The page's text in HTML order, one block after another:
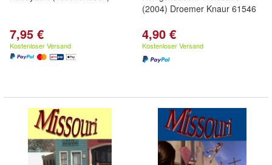
7,95 €
Kostenloser Versand
(2004) Droemer Knaur 61546
4,90 €
Kostenloser Versand